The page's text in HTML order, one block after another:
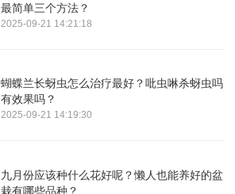
最简单三个方法？
2025-09-21 14:21:18
蝴蝶兰长蚜虫怎么治疗最好？吡虫啉杀蚜虫吗
有效果吗？
2025-09-21 14:19:30
九月份应该种什么花好呢？懒人也能养好的盆
栽有哪些品种？